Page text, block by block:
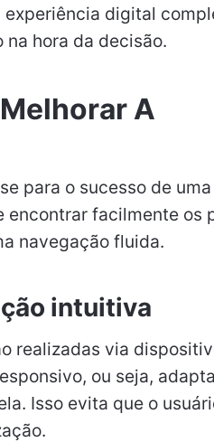
experiência digital
hora da decisão.
A
para o sucesso de
encontrar facilmente os
navegação fluida.
intuitiva
realizadas via
ou seja,
Isso evita que o